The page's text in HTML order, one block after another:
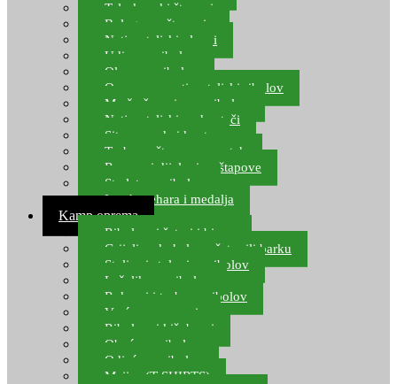
Teleskopski štapovi
Bolognese štapovi
Natjecateljski plovci
Udice za ribolov
Olovo za ribolov
Oprema za natjecateljski ribolov
Mreže čuvarice za ribolov
Natjecateljski podmetači
Sito, posude i kante
Torbe za štapove – match
Rezervni dijelovi za štapove
Starlete za ribolov
Izrada pehara i medalja
Kamp oprema
Ribolovni šatori i bivvy
Grijalice, kuhala za šator ili barku
Stolice i stolovi za ribolov
Ležaljke za ribolov
Ruksaci i torbe za ribolov
Vreće za spavanje
Ribolovni kišobrani
Obuća za ribolov
Odjeća za ribolov
Majice (T-SHIRTS)